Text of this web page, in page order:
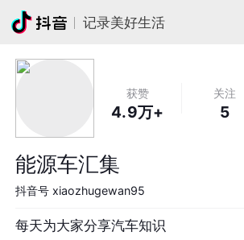
记录美好生活
获赞
4.9万+
关注
5
能源车汇集
抖音号 xiaozhugewan95
每天为大家分享汽车知识